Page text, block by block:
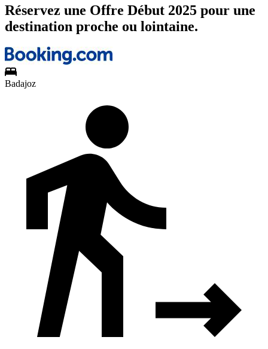
Réservez une Offre Début 2025 pour une
destination proche ou lointaine.
Badajoz